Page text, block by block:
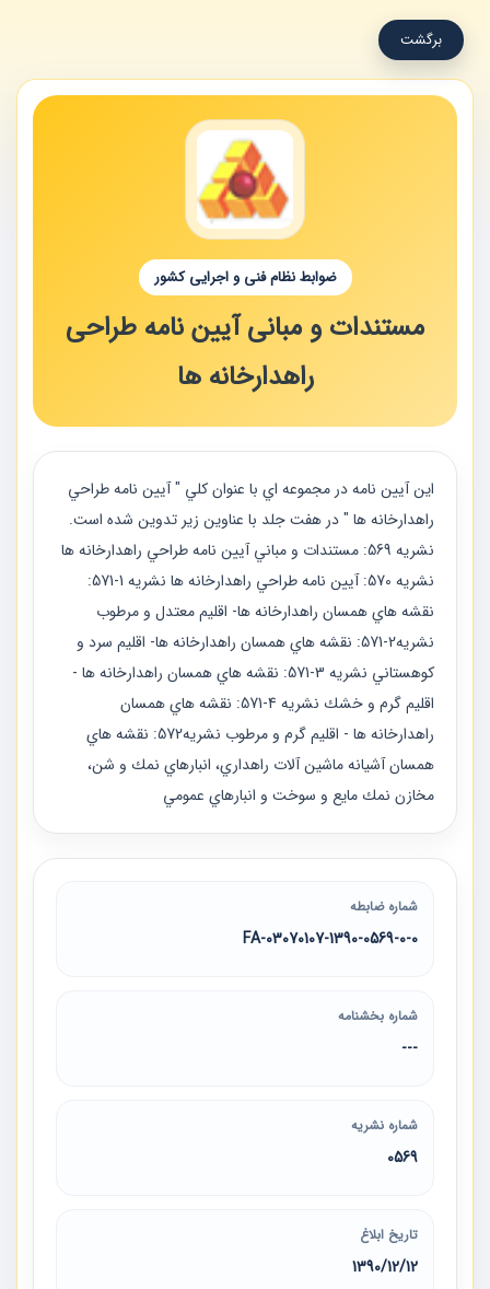
برگشت
ضوابط نظام فنی و اجرایی کشور
مستندات و مبانی آیین نامه طراحی
راهدارخانه ها
اين آيين نامه در مجموعه اي با عنوان كلي " آيين نامه طراحي
راهدارخانه ها " در هفت جلد با عناوين زير تدوين شده است.
نشريه 569: مستندات و مباني آيين نامه طراحي راهدارخانه ها
نشريه 570: آيين نامه طراحي راهدارخانه ها نشريه 1-571:
نقشه هاي همسان راهدارخانه ها- اقليم معتدل و مرطوب
نشريه2-571: نقشه هاي همسان راهدارخانه ها- اقليم سرد و
كوهستاني نشريه 3-571: نقشه هاي همسان راهدارخانه ها -
اقليم گرم و خشك نشريه 4-571: نقشه هاي همسان
راهدارخانه ها - اقليم گرم و مرطوب نشريه572: نقشه هاي
همسان آشيانه ماشين آلات راهداري، انبارهاي نمك و شن،
مخازن نمك مايع و سوخت و انبارهاي عمومي
شماره ضابطه
03070107-1390-0569-0-0-FA
شماره بخشنامه
---
شماره نشریه
0569
تاریخ ابلاغ
1390/12/12